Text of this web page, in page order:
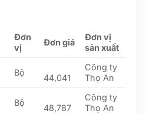
Đơn
vị
Đơn giá
Đơn vị
sản xuất
Bộ
44,041
Công ty
Thọ An
Bộ
48,787
Công ty
Thọ An